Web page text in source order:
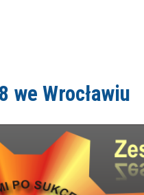
we Wrocławiu